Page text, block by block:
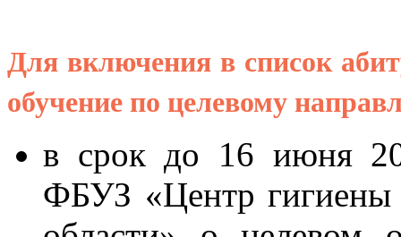
Для включения в список
обучение по целевому
в срок до 16 июня
ФБУЗ «Центр гигиены